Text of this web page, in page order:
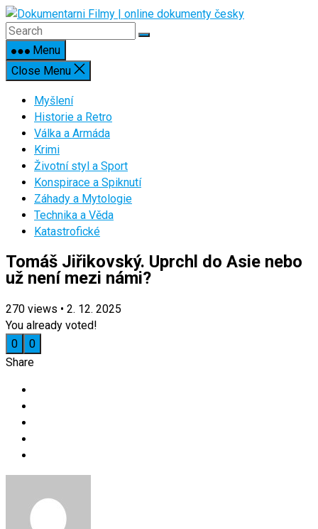
Skip
to
contentMenu
Close Menu
Myšlení
Historie a Retro
Válka a Armáda
Krimi
Životní styl a Sport
Konspirace a Spiknutí
Záhady a Mytologie
Technika a Věda
Katastrofické
Tomáš Jiřikovský. Uprchl do Asie nebo
už není mezi námi?
270 views • 2. 12. 2025
You already voted!
0
0
Share